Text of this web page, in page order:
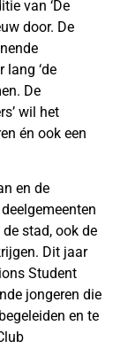
van ‘De
door. De
lang ‘de
De
wil het
én ook een
en de
stad, ook de
Dit jaar
Student
jongeren die
en te